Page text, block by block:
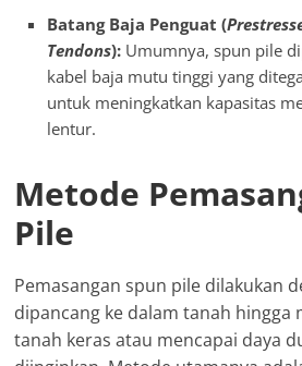
Batang Baja Penguat (
Tendons): Umumnya, spun pile
kabel baja mutu tinggi yang
untuk meningkatkan kapasitas
lentur.
Metode
Pile
Pemasangan spun pile dilakukan
dipancang ke dalam tanah hingga
tanah keras atau mencapai daya